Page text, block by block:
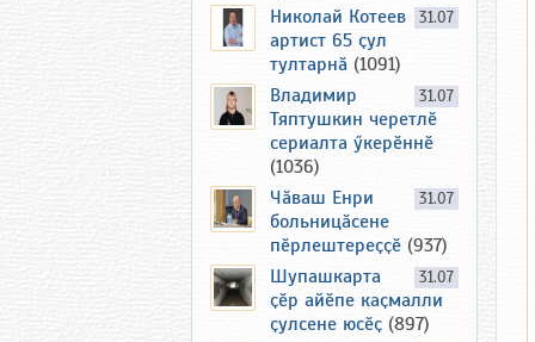
31.07
Николай Котеев
артист 65 ҫул
тултарнӑ (1091)
31.07
Владимир
Тяптушкин черетлӗ
сериалта ӳкерӗннӗ
(1036)
31.07
Чӑваш Енри
больницӑсене
пӗрлештереҫҫӗ (937)
31.07
Шупашкарта
ҫӗр айӗпе каҫмалли
ҫулсене юсӗҫ (897)